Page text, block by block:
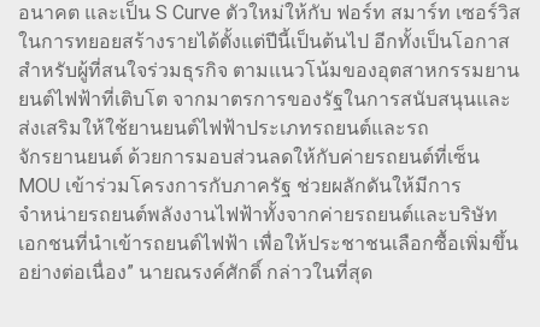
อนาคต และเป็น S Curve ตัวใหม่ให้กับ ฟอร์ท สมาร์ท เซอร์วิส
ในการทยอยสร้างรายได้ตั้งแต่ปีนี้เป็นต้นไป อีกทั้งเป็นโอกาส
สำหรับผู้ที่สนใจร่วมธุรกิจ ตามแนวโน้มของอุตสาหกรรมยาน
ยนต์ไฟฟ้าที่เติบโต จากมาตรการของรัฐในการสนับสนุนและ
ส่งเสริมให้ใช้ยานยนต์ไฟฟ้าประเภทรถยนต์และรถ
จักรยานยนต์ ด้วยการมอบส่วนลดให้กับค่ายรถยนต์ที่เซ็น
MOU เข้าร่วมโครงการกับภาครัฐ ช่วยผลักดันให้มีการ
จำหน่ายรถยนต์พลังงานไฟฟ้าทั้งจากค่ายรถยนต์และบริษัท
เอกชนที่นำเข้ารถยนต์ไฟฟ้า เพื่อให้ประชาชนเลือกซื้อเพิ่มขึ้น
อย่างต่อเนื่อง” นายณรงค์ศักดิ์ กล่าวในที่สุด